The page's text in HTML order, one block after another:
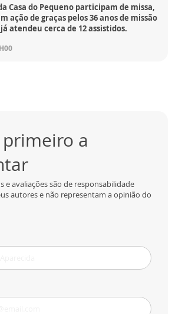
Casa do Pequeno participam de missa,
ação de graças pelos 36 anos de missão
atendeu cerca de 12 assistidos.
primeiro a
e avaliações são de responsabilidade
autores e não representam a opinião do